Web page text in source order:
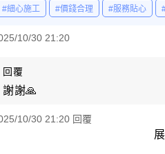
#細心施工 #價錢合理 #服務貼心
10/30 21:20
回覆
謝謝🙏
10/30 21:20 回覆